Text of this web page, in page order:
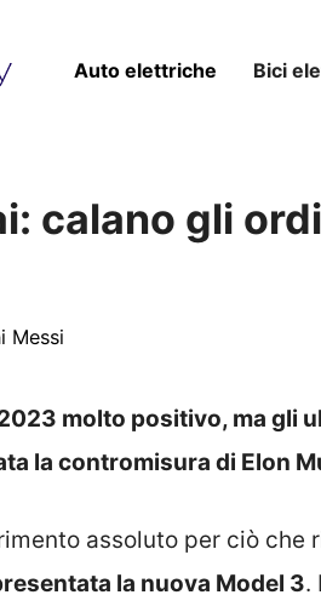
Auto elettriche Bici
calano gli
Messi
molto positivo, ma gli
la contromisura di Elon
assoluto per ciò che
la nuova Model 3.